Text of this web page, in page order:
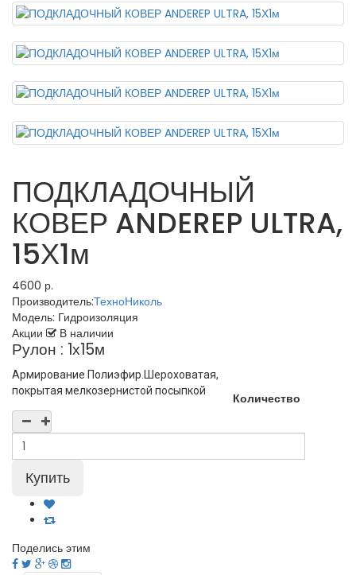
ПОДКЛАДОЧНЫЙ
КОВЕР ANDEREP ULTRA,
15Х1м
4600 р.
Производитель:ТехноНиколь
Модель: Гидроизоляция
Акции
В наличии
Рулон : 1х15м
Армирование Полиэфир. Шероховатая,
покрытая мелкозернистой посыпкой
Количество
Поделись этим